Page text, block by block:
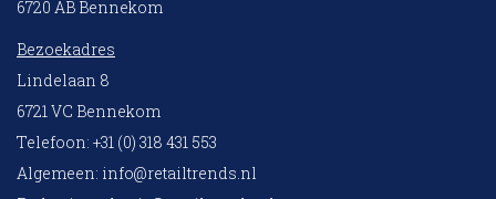
6720 AB Bennekom
Bezoekadres
Lindelaan 8
6721 VC Bennekom
Telefoon: +31 (0) 318 431 553
Algemeen: info@retailtrends.nl